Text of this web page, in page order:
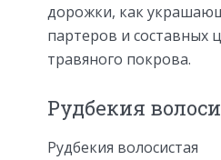
дорожки, как
партеров и составных
травяного покрова.
Рудбекия
Рудбекия волосистая